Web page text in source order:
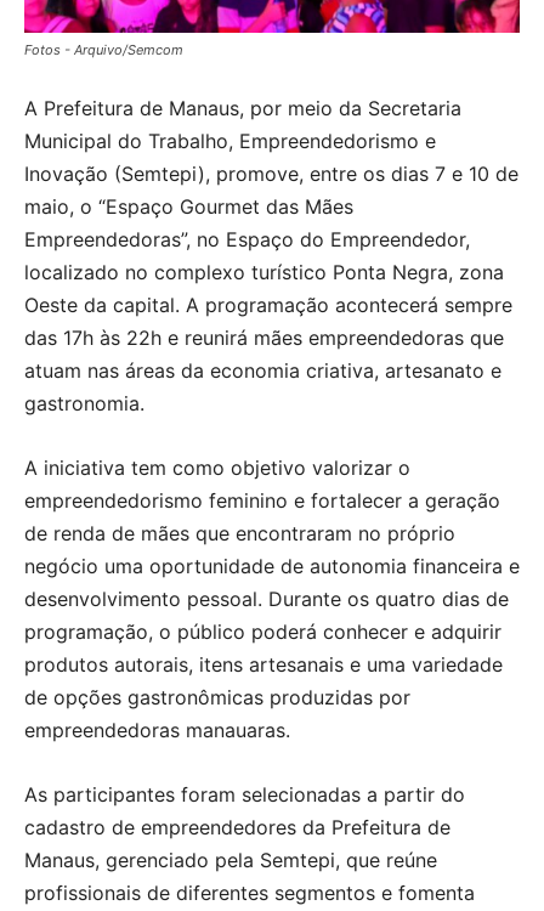
Fotos - Arquivo/Semcom
A Prefeitura de Manaus, por meio da Secretaria
Municipal do Trabalho, Empreendedorismo e
Inovação (Semtepi), promove, entre os dias 7 e 10 de
maio, o “Espaço Gourmet das Mães
Empreendedoras”, no Espaço do Empreendedor,
localizado no complexo turístico Ponta Negra, zona
Oeste da capital. A programação acontecerá sempre
das 17h às 22h e reunirá mães empreendedoras que
atuam nas áreas da economia criativa, artesanato e
gastronomia.
A iniciativa tem como objetivo valorizar o
empreendedorismo feminino e fortalecer a geração
de renda de mães que encontraram no próprio
negócio uma oportunidade de autonomia financeira e
desenvolvimento pessoal. Durante os quatro dias de
programação, o público poderá conhecer e adquirir
produtos autorais, itens artesanais e uma variedade
de opções gastronômicas produzidas por
empreendedoras manauaras.
As participantes foram selecionadas a partir do
cadastro de empreendedores da Prefeitura de
Manaus, gerenciado pela Semtepi, que reúne
profissionais de diferentes segmentos e fomenta